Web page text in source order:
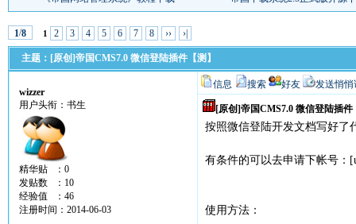
1/8 1 2 3 4 5 6 7 8 ›› ›|
主题：[原创]帝国CMS7.0 微信登陆插件【测】
wizzer
用户头衔：书生
精华贴 ：0
发贴数 ：10
经验值 ：46
注册时间：2014-06-03
信息 搜索 好友 发送悄悄
[原创]帝国CMS7.0 微信登陆插件
按照微信登陆开发文档写好了
有条件的可以去申请下帐号：
使用方法：